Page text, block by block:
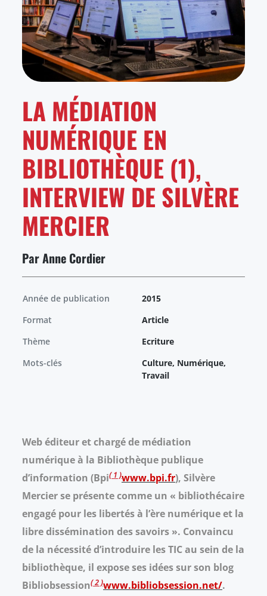
LA MÉDIATION
NUMÉRIQUE EN
BIBLIOTHÈQUE (1),
INTERVIEW DE SILVÈRE
MERCIER
Par Anne Cordier
Année de publication
2015
Format
Article
Thème
Ecriture
Mots-clés
Culture, Numérique,
Travail
Web éditeur et chargé de médiation
numérique à la Bibliothèque publique
d’information (Bpi 1 www.bpi.fr), Silvère
Mercier se présente comme un « bibliothécaire
engagé pour les libertés à l’ère numérique et la
libre dissémination des savoirs ». Convaincu
de la nécessité d’introduire les TIC au sein de la
bibliothèque, il expose ses idées sur son blog
Bibliobsession 2 www.bibliobsession.net/.